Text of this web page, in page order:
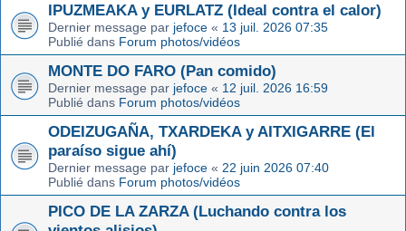
IPUZMEAKA y EURLATZ (Ideal contra el calor)
Dernier message par jefoce « 13 juil. 2026 07:35
Publié dans Forum photos/vidéos
MONTE DO FARO (Pan comido)
Dernier message par jefoce « 12 juil. 2026 16:59
Publié dans Forum photos/vidéos
ODEIZUGAÑA, TXARDEKA y AITXIGARRE (El
paraíso sigue ahí)
Dernier message par jefoce « 22 juin 2026 07:40
Publié dans Forum photos/vidéos
PICO DE LA ZARZA (Luchando contra los